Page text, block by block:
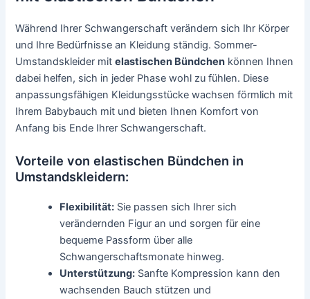
Während Ihrer Schwangerschaft verändern sich Ihr Körper
und Ihre Bedürfnisse an Kleidung ständig. Sommer-
Umstandskleider mitelastischen Bündchen können Ihnen
dabei helfen, sich in jeder Phase wohl zu fühlen. Diese
anpassungsfähigen Kleidungsstücke wachsen förmlich mit
Ihrem Babybauch mit und bieten Ihnen Komfort von
Anfang bis Ende Ihrer Schwangerschaft.
Vorteile von elastischen Bündchen in
Umstandskleidern:
Flexibilität: Sie passen sich Ihrer sich
verändernden Figur an und sorgen für eine
bequeme Passform über alle
Schwangerschaftsmonate hinweg.
Unterstützung: Sanfte Kompression kann den
wachsenden Bauch stützen und